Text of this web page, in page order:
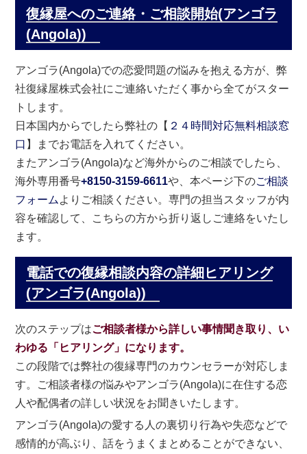
復縁屋へのご連絡・ご相談開始(アンゴラ
(Angola))
アンゴラ(Angola)での恋愛問題の悩みを抱える方が、弊
社復縁屋株式会社にご連絡いただく事から全てがスター
トします。
日本国内からでしたら弊社の【 ２４時間対応無料相談窓
口 】までお電話を入れてください。
またアンゴラ(Angola)など海外からのご相談でしたら、
海外専用番号+8150-3159-6611や、本ページ下のご相談
フォーム よりご相談ください。専門の担当スタッフが内
容を確認して、こちらの方から折り返しご連絡をいたし
ます。
電話での復縁相談内容の詳細ヒアリング
(アンゴラ(Angola))
次のステップはご相談者様から詳しい事情聞き取り、い
わゆる「ヒアリング」になります。
この段階では弊社の復縁専門のカウンセラーが対応しま
す。ご相談者様の悩みやアンゴラ(Angola)に在住する恋
人や配偶者の詳しい状況をお聞きいたします。
アンゴラ(Angola)の愛する人の裏切り行為や失恋などで
感情的が高ぶり、話をうまくまとめることができない、